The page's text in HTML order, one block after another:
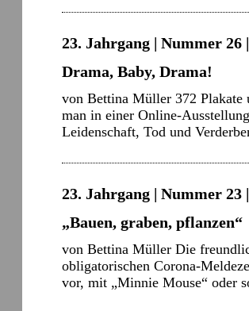
23. Jahrgang | Nummer 26
Drama, Baby, Drama!
von Bettina Müller 372 Plakate
man in einer Online-
Leidenschaft, Tod und
23. Jahrgang | Nummer 23
„Bauen, graben, pflanzen“
von Bettina Müller Die
obligatorischen Corona-
vor, mit „Minnie Mouse“ oder